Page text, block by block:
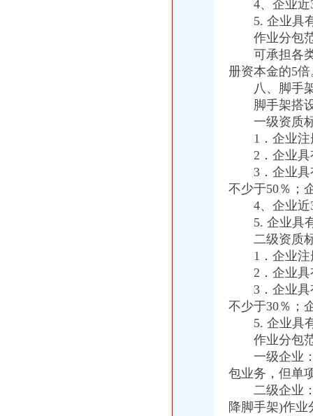
4、企业近3
5. 企业具有
作业分包
可承担各类
册资本金的5倍
八、脚手架
脚手架搭设
一级资质
1．企业注
2．企业具有
3．企业具有
不少于50％；
4、企业近3
5. 企业具有
二级资质
1．企业注
2．企业具
3．企业具有
不少于30％；
5. 企业具有
作业分包
一级企业：
包业务，但单
二级企业：
降脚手架)作